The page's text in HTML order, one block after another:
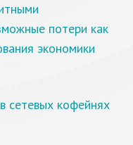
потери как
экономики
сетевых кофейнях